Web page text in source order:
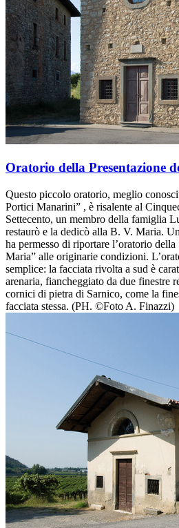
Oratorio della Presentazione
Questo piccolo oratorio, meglio
Portici Manarini” , è risalente al
Settecento, un membro della famiglia
restaurò e la dedicò alla B. V. Maria.
ha permesso di riportare l’oratorio
Maria” alle originarie condizioni.
semplice: la facciata rivolta a sud è
arenaria, fiancheggiato da due finestre
cornici di pietra di Sarnico, come la
facciata stessa. (PH. ©Foto A. Finazzi)